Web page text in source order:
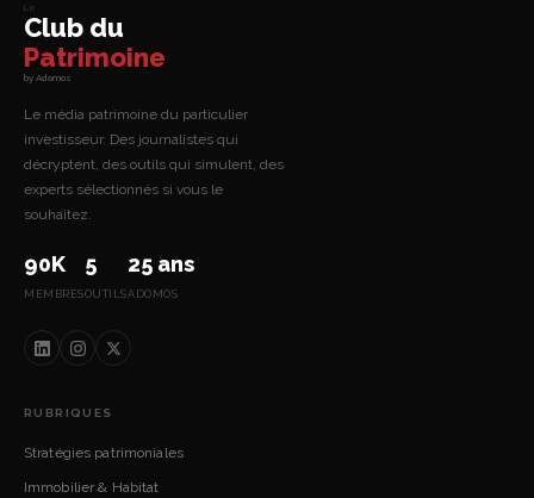
Le
Club du
Patrimoine
by Adomos
Le média patrimoine du particulier
investisseur. Des journalistes qui
décryptent, des outils qui simulent, des
experts sélectionnés si vous le
souhaitez.
90K
MEMBRES
5
OUTILS
25 ans
ADOMOS
RUBRIQUES
Stratégies patrimoniales
Immobilier & Habitat